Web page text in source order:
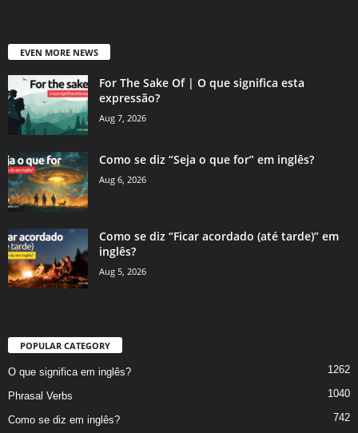
EVEN MORE NEWS
For The Sake Of | O que significa esta
expressão?
Aug 7, 2026
Como se diz “Seja o que for” em inglês?
Aug 6, 2026
Como se diz “Ficar acordado (até tarde)” em
inglês?
Aug 5, 2026
POPULAR CATEGORY
O que significa em inglês? 1262
Phrasal Verbs 1040
Como se diz em inglês? 742